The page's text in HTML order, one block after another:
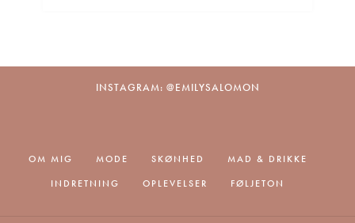
INSTAGRAM: @EMILYSALOMON
OM MIG MODE SKØNHED
MAD & DRIKKE
INDRETNING
OPLEVELSER FØLJETON